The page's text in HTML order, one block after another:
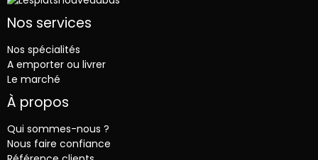
Nos services
Nos spécialités
A emporter ou livrer
Le marché
À propos
Qui sommes-nous ?
Nous faire confiance